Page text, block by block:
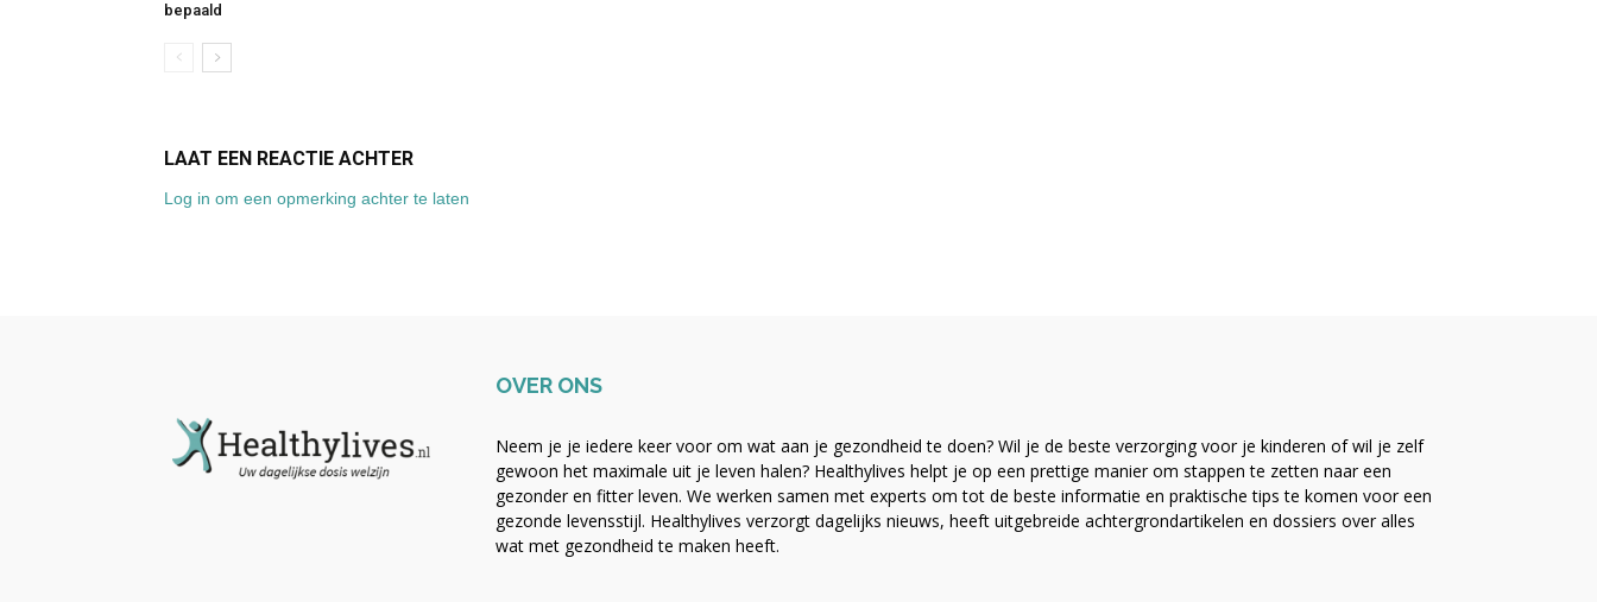
bepaald
LAAT EEN REACTIE ACHTER
Log in om een opmerking achter te laten
OVER ONS
Neem je je iedere keer voor om wat aan je gezondheid te doen? Wil je de beste verzorging voor je kinderen of wil je zelf
gewoon het maximale uit je leven halen? Healthylives helpt je op een prettige manier om stappen te zetten naar een
gezonder en fitter leven. We werken samen met experts om tot de beste informatie en praktische tips te komen voor een
gezonde levensstijl. Healthylives verzorgt dagelijks nieuws, heeft uitgebreide achtergrondartikelen en dossiers over alles
wat met gezondheid te maken heeft.